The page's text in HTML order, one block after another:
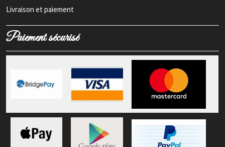
Livraison et paiement
Paiement sécurisé